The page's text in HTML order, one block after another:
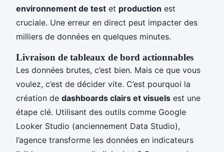
environnement de test et production est
cruciale. Une erreur en direct peut impacter des
milliers de données en quelques minutes.
Livraison de tableaux de bord actionnables
Les données brutes, c’est bien. Mais ce que vous
voulez, c’est de décider vite. C’est pourquoi la
création de dashboards clairs et visuels est une
étape clé. Utilisant des outils comme Google
Looker Studio (anciennement Data Studio),
l’agence transforme les données en indicateurs